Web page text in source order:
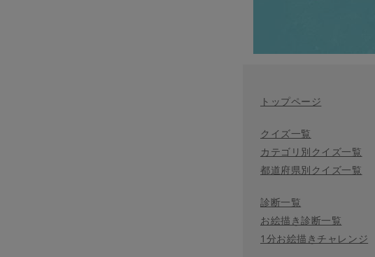
トップページ
クイズ一覧
カテゴリ別クイズ一覧
都道府県別クイズ一覧
診断一覧
お絵描き診断一覧
1分お絵描きチャレンジ